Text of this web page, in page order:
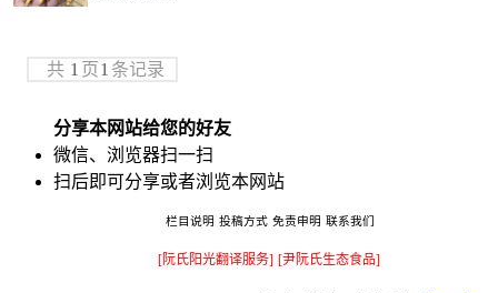
共 1 页 1 条记录
分享本网站给您的好友
微信、浏览器扫一扫
扫后即可分享或者浏览本网站
栏目说明 投稿方式 免责申明 联系我们
[阮氏阳光翻译服务] [尹阮氏生态食品]